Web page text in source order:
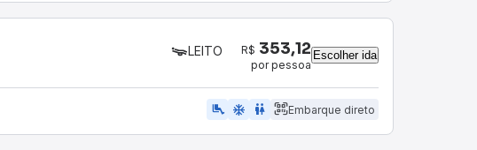
LEITO R$ 353,12
por pessoa
Escolher ida
airline_seat_legroom_extra ac_unit wc Embarque direto